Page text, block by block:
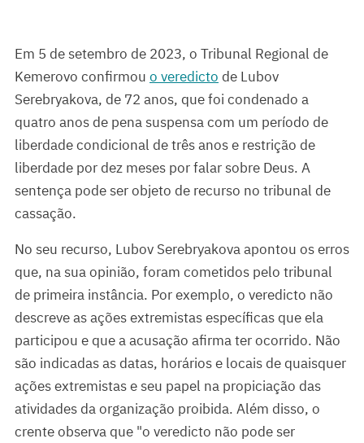
Em 5 de setembro de 2023, o Tribunal Regional de
Kemerovo confirmou o veredicto de Lubov
Serebryakova, de 72 anos, que foi condenado a
quatro anos de pena suspensa com um período de
liberdade condicional de três anos e restrição de
liberdade por dez meses por falar sobre Deus. A
sentença pode ser objeto de recurso no tribunal de
cassação.
No seu recurso, Lubov Serebryakova apontou os erros
que, na sua opinião, foram cometidos pelo tribunal
de primeira instância. Por exemplo, o veredicto não
descreve as ações extremistas específicas que ela
participou e que a acusação afirma ter ocorrido. Não
são indicadas as datas, horários e locais de quaisquer
ações extremistas e seu papel na propiciação das
atividades da organização proibida. Além disso, o
crente observa que "o veredicto não pode ser